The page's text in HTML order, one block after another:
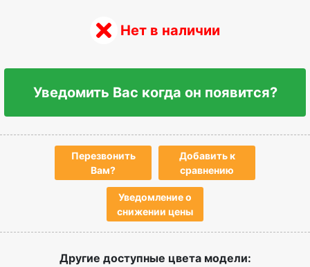
Нет в наличии
Уведомить Вас когда он появится?
Перезвонить
Вам?
Добавить к
сравнению
Уведомление о
снижении цены
Другие доступные цвета модели: